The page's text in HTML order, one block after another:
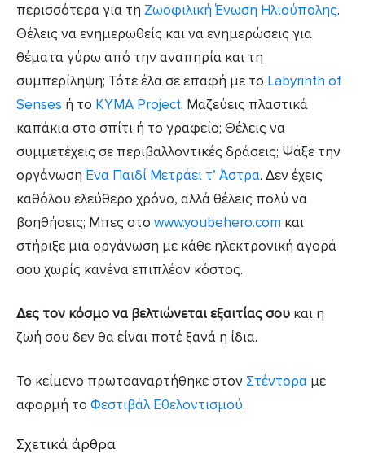
περισσότερα για τη Ζωοφιλική Ένωση Ηλιούπολης.
Θέλεις να ενημερωθείς και να ενημερώσεις για
θέματα γύρω από την αναπηρία και τη
συμπερίληψη; Τότε έλα σε επαφή με το Labyrinth of
Senses ή το ΚΥΜΑ Project. Μαζεύεις πλαστικά
καπάκια στο σπίτι ή το γραφείο; Θέλεις να
συμμετέχεις σε περιβαλλοντικές δράσεις; Ψάξε την
οργάνωση Ένα Παιδί Μετράει τ’ Άστρα. Δεν έχεις
καθόλου ελεύθερο χρόνο, αλλά θέλεις πολύ να
βοηθήσεις; Μπες στο www.youbehero.com και
στήριξε μια οργάνωση με κάθε ηλεκτρονική αγορά
σου χωρίς κανένα επιπλέον κόστος.
Δες τον κόσμο να βελτιώνεται εξαιτίας σου και η
ζωή σου δεν θα είναι ποτέ ξανά η ίδια.
Το κείμενο πρωτοαναρτήθηκε στον Στέντορα με
αφορμή το Φεστιβάλ Εθελοντισμού.
Σχετικά άρθρα